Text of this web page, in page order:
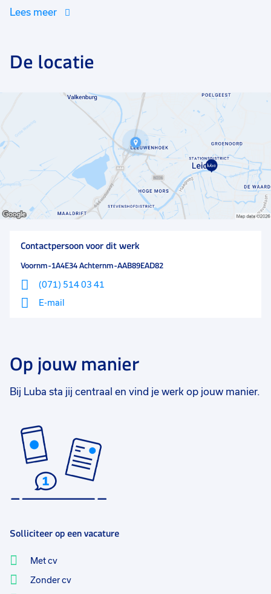
sfeer tussen de collega’s is gezellig: informeel en
praatje. Dagelijks lunch je samen met collega's.
Omdat je bij een zorgverzekeraar werkt, wordt er veel
wordt gestimuleerd en elke week is er een fruitdag
waarbij je de hele dag kunt genieten van gratis vers
fruit!
Lees meer
De locatie
Contactpersoon voor dit werk
Voornm-1A4E34 Achternm-AAB89EAD82
(071) 514 03 41
E-mail
Op jouw manier
Bij Luba sta jij centraal en vind je werk op jouw manier.
Solliciteer op een vacature
Met cv
Zonder cv